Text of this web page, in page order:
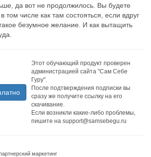
да вот не продолжилось. Вы будете
том числе как там состояться, если вдруг
безумное желание. И как вытащить
Этот обучающий продукт проверен
администрацией сайта "Сам Себе
Гуру".
После подтверждения подписки вы
сразу же получите ссылку на его
скачивание.
Если возникли какие-либо проблемы,
пишите на support@samsebegu.ru
маркетинг